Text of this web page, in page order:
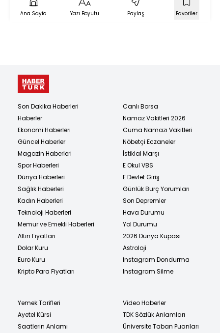
Ana Sayfa Yazı Boyutu Paylaş Favoriler
Son Dakika Haberleri
Haberler
Ekonomi Haberleri
Güncel Haberler
Magazin Haberleri
Spor Haberleri
Dünya Haberleri
Sağlık Haberleri
Kadın Haberleri
Teknoloji Haberleri
Memur ve Emekli Haberleri
Altın Fiyatları
Dolar Kuru
Euro Kuru
Kripto Para Fiyatları
Canlı Borsa
Namaz Vakitleri 2026
Cuma Namazı Vakitleri
Nöbetçi Eczaneler
İstiklal Marşı
E Okul VBS
E Devlet Giriş
Günlük Burç Yorumları
Son Depremler
Hava Durumu
Yol Durumu
2026 Dünya Kupası
Astroloji
Instagram Dondurma
Instagram Silme
Yemek Tarifleri
Ayetel Kürsi
Saatlerin Anlamı
Video Haberler
TDK Sözlük Anlamları
Üniversite Taban Puanları